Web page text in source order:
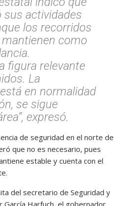
sus actividades
los recorridos
como
figura relevante
La
en normalidad
se sigue
expresó.
de seguridad en el norte de
que no es necesario, pues
estable y cuenta con el
del secretario de Seguridad y
García Harfuch, el gobernador